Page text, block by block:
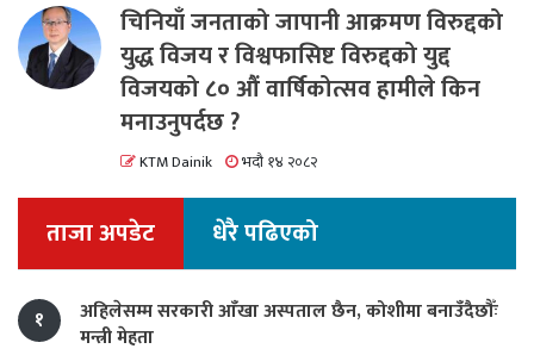
चिनियाँ जनताको जापानी आक्रमण विरुद्दको
युद्ध विजय र विश्वफासिष्ट विरुद्दको युद्द
विजयको ८० औं वार्षिकोत्सव हामीले किन
मनाउनुपर्दछ ?
KTM Dainik भदौ १४ २०८२
ताजा अपडेट धेरै पढिएको
१
अहिलेसम्म सरकारी आँखा अस्पताल छैन, कोशीमा बनाउँदैछौँः
मन्त्री मेहता